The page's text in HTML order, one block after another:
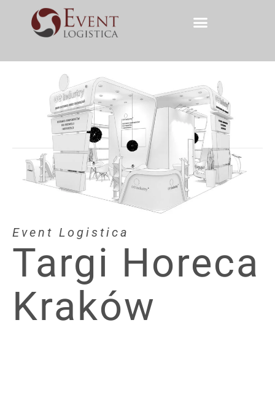
Event Logistica
Targi Horeca
Kraków